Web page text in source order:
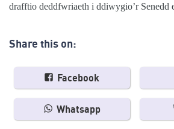
drafftio deddfwriaeth i ddiwygio’r Senedd
Share this on:
Facebook
Whatsapp